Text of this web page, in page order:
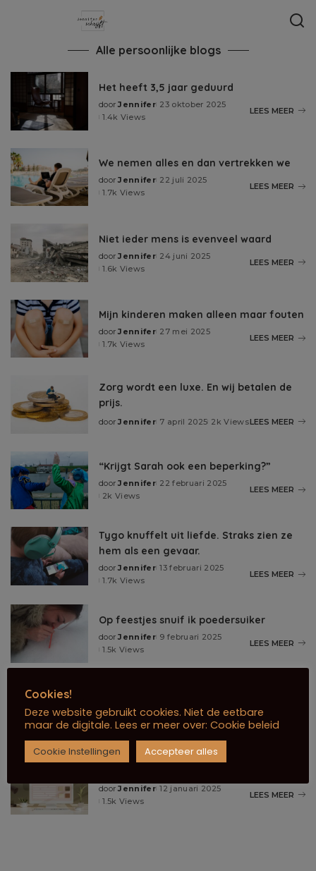
Alle persoonlijke blogs
Het heeft 3,5 jaar geduurd
door Jennifer 23 oktober 2025
1.4k Views
LEES MEER
We nemen alles en dan vertrekken we
door Jennifer 22 juli 2025
1.7k Views
LEES MEER
Niet ieder mens is evenveel waard
door Jennifer 24 juni 2025
1.6k Views
LEES MEER
Mijn kinderen maken alleen maar fouten
door Jennifer 27 mei 2025
1.7k Views
LEES MEER
Zorg wordt een luxe. En wij betalen de
prijs.
door Jennifer 7 april 2025 2k ViewsLEES MEER
“Krijgt Sarah ook een beperking?”
door Jennifer 22 februari 2025
2k Views
LEES MEER
Tygo knuffelt uit liefde. Straks zien ze
hem als een gevaar.
door Jennifer 13 februari 2025
1.7k Views
LEES MEER
Op feestjes snuif ik poedersuiker
door Jennifer 9 februari 2025
1.5k Views
LEES MEER
door Jennifer 19 januari 2025
1.5k Views
LEES MEER
door Jennifer 12 januari 2025
1.5k Views
LEES MEER
Cookies!
Deze website gebruikt cookies. Niet de eetbare
maar de digitale. Lees er meer over: Cookie beleid
Cookie Instellingen Accepteer alles